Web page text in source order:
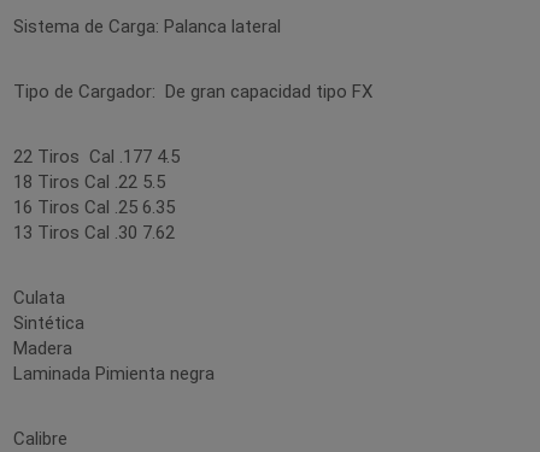
Sistema de Carga: Palanca lateral
Tipo de Cargador: De gran capacidad tipo FX
22 Tiros Cal .177 4.5
18 Tiros Cal .22 5.5
16 Tiros Cal .25 6.35
13 Tiros Cal .30 7.62
Culata
Sintética
Madera
Laminada Pimienta negra
Calibre